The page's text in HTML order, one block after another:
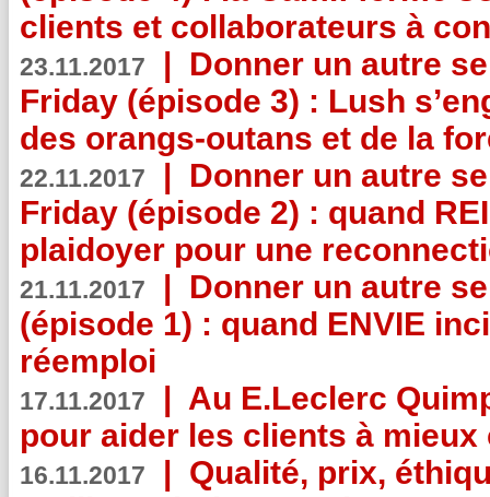
clients et collaborateurs à
23.11.2017 | Donner un autre
Friday (épisode 3) : Lush
des orangs-outans et de la
22.11.2017 | Donner un autre
Friday (épisode 2) : quand
plaidoyer pour une
21.11.2017 | Donner un autre
(épisode 1) : quand ENVIE
réemploi
17.11.2017 | Au E.Leclerc
pour aider les clients à
16.11.2017 | Qualité, prix,